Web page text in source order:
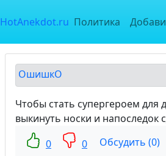
HotAnekdot.ru Политика
ОшишкО
Чтобы стать супергероем для
выкинуть носки и напоследок
0
0 Обсудить (0)